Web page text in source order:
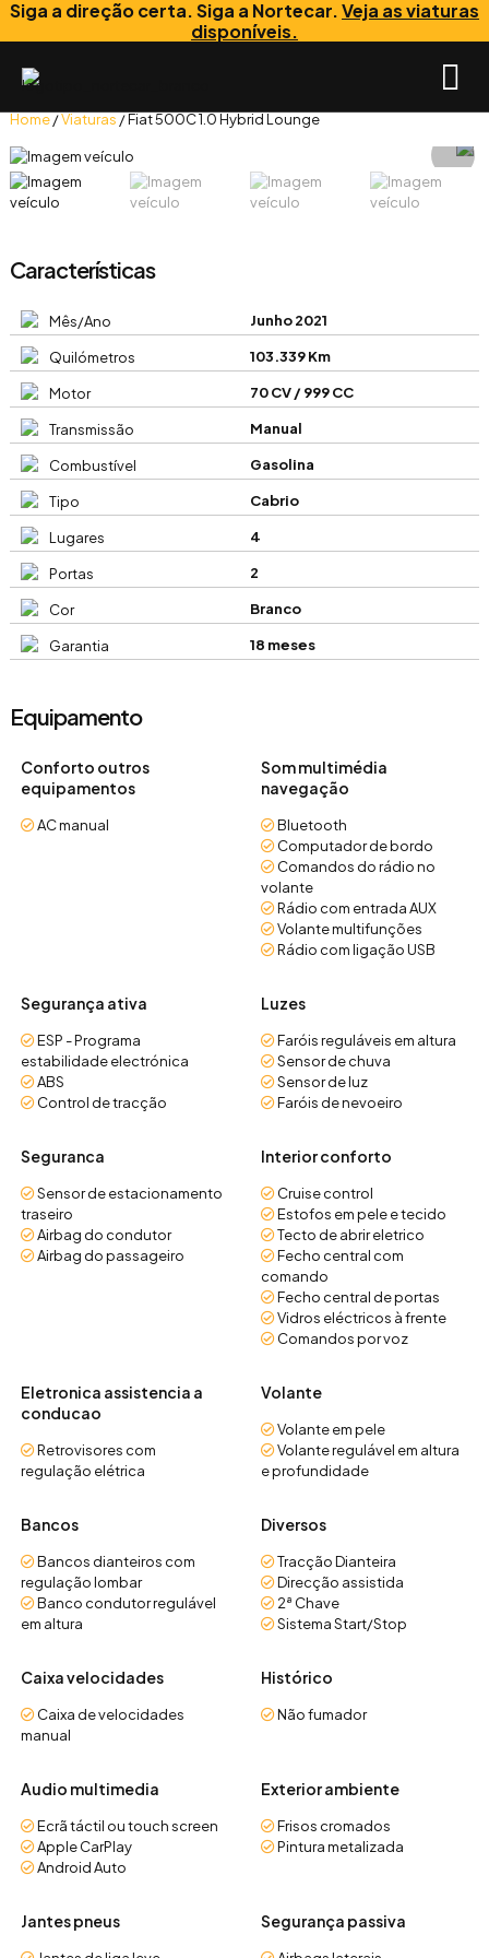
Siga a direção certa. Siga a Nortecar.Veja as viaturas
disponíveis.
Home/Viaturas / Fiat 500C 1.0 Hybrid Lounge
Características
Mês/Ano Junho 2021
Quilómetros 103.339 Km
Motor 70 CV / 999 CC
Transmissão Manual
Combustível Gasolina
Tipo Cabrio
Lugares 4
Portas 2
Cor Branco
Garantia 18 meses
Equipamento
Conforto outros
equipamentos
AC manual
Som multimédia
navegação
Bluetooth
Computador de bordo
Comandos do rádio no
volante
Rádio com entrada AUX
Volante multifunções
Rádio com ligação USB
Segurança ativa
ESP - Programa
estabilidade electrónica
ABS
Control de tracção
Luzes
Faróis reguláveis em altura
Sensor de chuva
Sensor de luz
Faróis de nevoeiro
Seguranca
Sensor de estacionamento
traseiro
Airbag do condutor
Airbag do passageiro
Interior conforto
Cruise control
Estofos em pele e tecido
Tecto de abrir eletrico
Fecho central com
comando
Fecho central de portas
Vidros eléctricos à frente
Comandos por voz
Eletronica assistencia a
conducao
Retrovisores com
regulação elétrica
Volante
Volante em pele
Volante regulável em altura
e profundidade
Bancos
Bancos dianteiros com
regulação lombar
Banco condutor regulável
em altura
Diversos
Tracção Dianteira
Direcção assistida
2ª Chave
Sistema Start/Stop
Caixa velocidades
Caixa de velocidades
manual
Histórico
Não fumador
Audio multimedia
Ecrã táctil ou touch screen
Apple CarPlay
Android Auto
Exterior ambiente
Frisos cromados
Pintura metalizada
Jantes pneus Segurança passiva